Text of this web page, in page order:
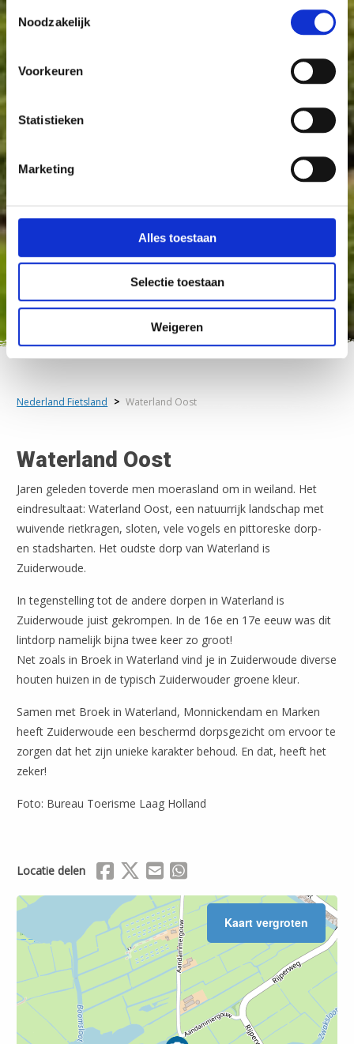
Toestemmingsselectie
Noodzakelijk
Voorkeuren
Statistieken
Marketing
Alles toestaan
Selectie toestaan
Weigeren
Nederland Fietsland > Waterland Oost
Waterland Oost
Jaren geleden toverde men moerasland om in weiland. Het
eindresultaat: Waterland Oost, een natuurrijk landschap met
wuivende rietkragen, sloten, vele vogels en pittoreske dorp-
en stadsharten. Het oudste dorp van Waterland is
Zuiderwoude.
In tegenstelling tot de andere dorpen in Waterland is
Zuiderwoude juist gekrompen. In de 16e en 17e eeuw was dit
lintdorp namelijk bijna twee keer zo groot!
Net zoals in Broek in Waterland vind je in Zuiderwoude diverse
houten huizen in de typisch Zuiderwouder groene kleur.
Samen met Broek in Waterland, Monnickendam en Marken
heeft Zuiderwoude een beschermd dorpsgezicht om ervoor te
zorgen dat het zijn unieke karakter behoud. En dat, heeft het
zeker!
Foto: Bureau Toerisme Laag Holland
Locatie delen Delen via Facebook
Delen via X (Twitter)
Delen via Mail
Kaart vergroten
Leaflet| ©OpenStreetMap